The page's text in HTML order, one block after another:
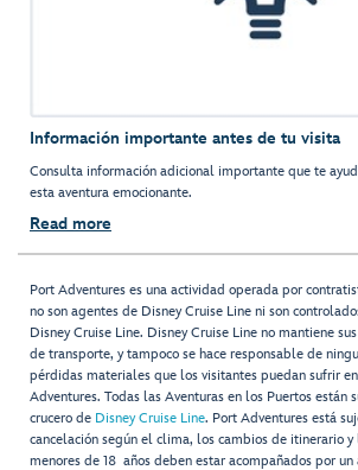
Información importante antes de tu visita
Consulta información adicional importante que te
esta aventura emocionante.
Read more
Port Adventures es una actividad operada por
no son agentes de Disney Cruise Line ni son
Disney Cruise Line. Disney Cruise Line no mantiene
de transporte, y tampoco se hace responsable de
pérdidas materiales que los visitantes puedan sufrir
Adventures. Todas las Aventuras en los Puertos están
crucero de Disney Cruise Line. Port Adventures está
cancelación según el clima, los cambios de itinerario y
menores de 18 años deben estar acompañados por